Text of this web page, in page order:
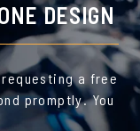
DESIGN
a free
promptly. You